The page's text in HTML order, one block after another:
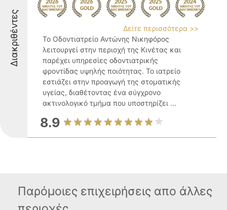
Διακριθέντες
Δείτε περισσότερα >>
Το Οδοντιατρείο Αντώνης Νικηφόρος
λειτουργεί στην περιοχή της Κινέτας και
παρέχει υπηρεσίες οδοντιατρικής
φροντίδας υψηλής ποιότητας. Το ιατρείο
εστιάζει στην προαγωγή της στοματικής
υγείας, διαθέτοντας ένα σύγχρονο
ακτινολογικό τμήμα που υποστηρίζει ...
8.9
Παρόμοιες επιχειρήσεις απο άλλες